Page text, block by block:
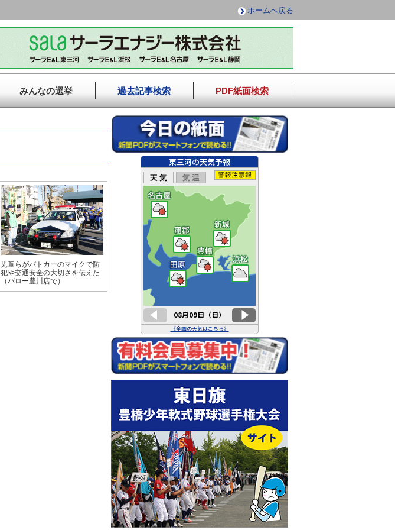
ホームへ戻る
みんなの選挙 過去記事検索 PDF紙面検索
児童らがパトカーのマイクで防
犯や交通安全の大切さを伝えた
（バロー豊川店で）